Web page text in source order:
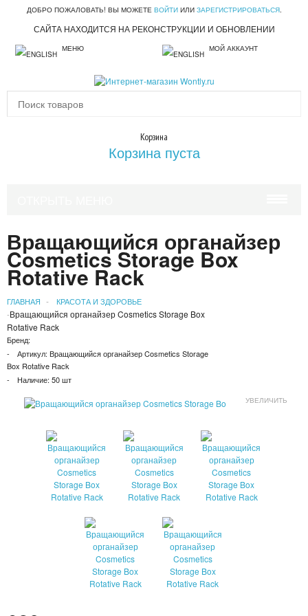
ДОБРО ПОЖАЛОВАТЬ! ВЫ МОЖЕТЕ ВОЙТИИЛИ ЗАРЕГИСТРИРОВАТЬСЯ.
САЙТА НАХОДИТСЯ НА РЕКОНСТРУКЦИИ И ОБНОВЛЕНИИ
МЕНЮ МОЙ АККАУНТ
Корзина
Корзина пуста
КРАСОТА И ЗДОРОВЬЕ
УХОД ЗА ВОЛОСАМИ
ПАТЧИ
КОСМЕТИЧЕКСКИЕ МАСКИ
КОРЕЙСКАЯ КОСМЕТИКА
МАСКИ ОТ ЧЕРНЫХ ТОЧЕК
ПУЗЫРЬКОВЫЕ МАСКИ
МИЦЕЛЛЯРНАЯ ВОДА
Вращающийся органайзер
Cosmetics Storage Box
Rotative Rack
ГЛАВНАЯ КРАСОТА И ЗДОРОВЬЕ
Вращающийся органайзер Cosmetics Storage Box
Rotative Rack
Бренд:
Артикул: Вращающийся органайзер Cosmetics Storage
Box Rotative Rack
Наличие: 50 шт
УВЕЛИЧИТЬ